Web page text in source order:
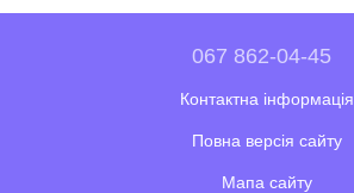
067 862-04-45
Контактна інформація
Повна версія сайту
Мапа сайту